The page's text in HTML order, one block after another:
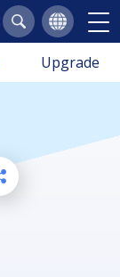
Upgrade